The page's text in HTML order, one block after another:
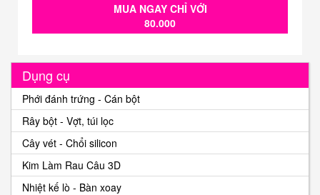
MUA NGAY CHỈ VỚI
80.000
Dụng cụ
Phới đánh trứng - Cán bột
Rây bột - Vợt, túi lọc
Cây vét - Chổi silicon
Kim Làm Rau Câu 3D
Nhiệt kế lò - Bàn xoay